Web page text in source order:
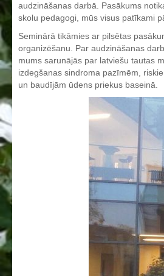
Aktualizētais pašvērtējuma ziņojums
BPVV attīstības un investīciju
Investīciju un attīstības stratēģija
Skolas telpu īres cenrādis
Latvijas Koks "Biedra sertifikāts"
Vispārējās izglītības programmas
Valsts aizsardzības mācību programma
audzināšanas darbā. Pasākums
skolu pedagogi, mūs visus patīkami
Seminārā tikāmies ar pilsētas
organizēšanu. Par audzināšanas
mums sarunājās par latviešu tautas
izdegšanas sindroma pazīmēm,
un baudījām ūdens priekus baseinā.